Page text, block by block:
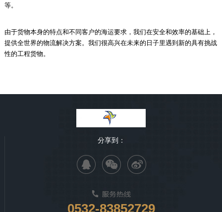
等。
由于货物本身的特点和不同客户的海运要求，我们在安全和效率的基础上，
提供全世界的物流解决方案。我们很高兴在未来的日子里遇到新的具有挑战
性的工程货物。
分享到：
0532-83852729